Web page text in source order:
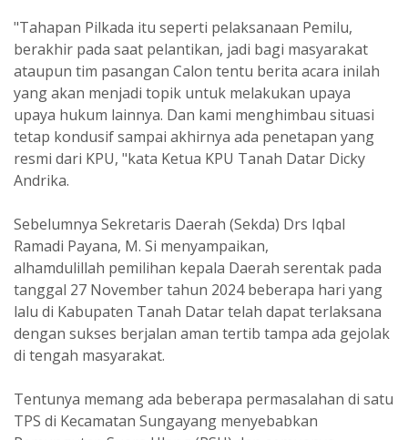
"Tahapan Pilkada itu seperti pelaksanaan Pemilu,
berakhir pada saat pelantikan, jadi bagi masyarakat
ataupun tim pasangan Calon tentu berita acara inilah
yang akan menjadi topik untuk melakukan upaya
upaya hukum lainnya. Dan kami menghimbau situasi
tetap kondusif sampai akhirnya ada penetapan yang
resmi dari KPU, "kata Ketua KPU Tanah Datar Dicky
Andrika.
Sebelumnya Sekretaris Daerah (Sekda) Drs Iqbal
Ramadi Payana, M. Si menyampaikan,
alhamdulillah pemilihan kepala Daerah serentak pada
tanggal 27 November tahun 2024 beberapa hari yang
lalu di Kabupaten Tanah Datar telah dapat terlaksana
dengan sukses berjalan aman tertib tampa ada gejolak
di tengah masyarakat.
Tentunya memang ada beberapa permasalahan di satu
TPS di Kecamatan Sungayang menyebabkan